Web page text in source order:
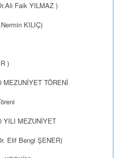
Faik YILMAZ )
KILIÇ)
)
MEZUNİYET TÖRENİ
YILI MEZUNİYET
Elif Bengi ŞENER)